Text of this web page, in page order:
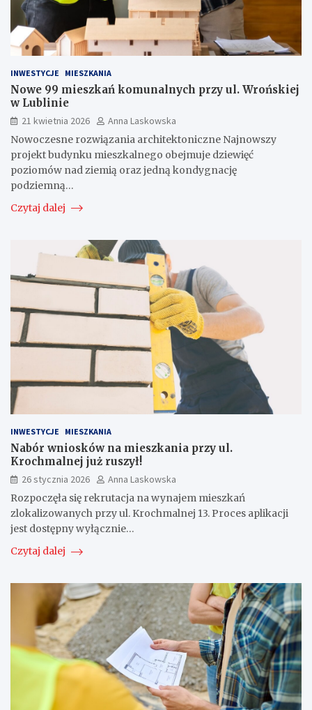
INWESTYCJE MIESZKANIA
Nowe 99 mieszkań komunalnych przy ul. Wrońskiej
w Lublinie
21 kwietnia 2026
Anna Laskowska
Nowoczesne rozwiązania architektoniczne Najnowszy
projekt budynku mieszkalnego obejmuje dziewięć
poziomów nad ziemią oraz jedną kondygnację
podziemną…
Czytaj dalej
INWESTYCJE MIESZKANIA
Nabór wniosków na mieszkania przy ul.
Krochmalnej już ruszył!
26 stycznia 2026
Anna Laskowska
Rozpoczęła się rekrutacja na wynajem mieszkań
zlokalizowanych przy ul. Krochmalnej 13. Proces aplikacji
jest dostępny wyłącznie…
Czytaj dalej